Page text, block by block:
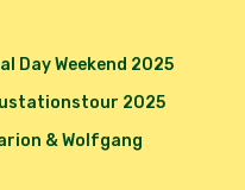
Day Weekend 2025
2025
& Wolfgang